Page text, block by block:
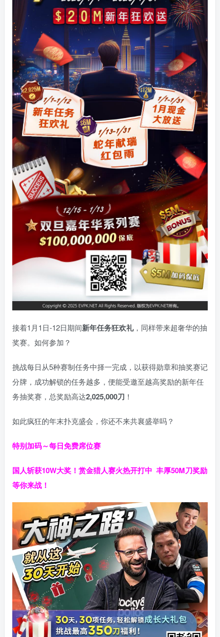
接着1月1日-12日期间新年任务狂欢礼，同样带来超奢华的抽
奖赛。如何参加？
挑战每日从5种赛制任务中择一完成，以获得勋章和抽奖赛记
分牌，成功解锁的任务越多，便能受邀至越高奖励的新年任
务抽奖赛，总奖励高达2,025,000刀 ！
如此疯狂的年末扑克盛会，你还不来共襄盛举吗？
特别加码～每日免费席位赛
国人斩获10W大奖！ 赏金猎人赛火热开打中 丰厚50M刀奖励
等你来战！